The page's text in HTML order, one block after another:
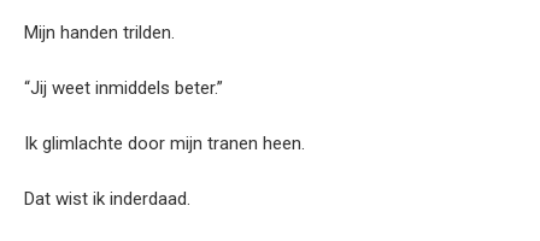
Mijn handen trilden.
“Jij weet inmiddels beter.”
Ik glimlachte door mijn tranen heen.
Dat wist ik inderdaad.